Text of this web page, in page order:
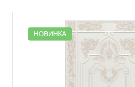
НОВИНКА